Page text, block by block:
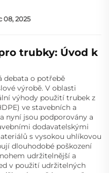
08, 2025
trubky: Úvod k
debata o potřebě
výrobě. V oblasti
výhody použití trubek z
ve stavebních a
nyní jsou podporovány a
dodavatelskými
s vysokou uhlíkovou
dlouhodobé poškození
udržitelnější a
v použití udržitelných